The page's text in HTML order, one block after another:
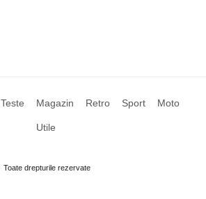
Teste Magazin Retro Sport Moto
Utile
Toate drepturile rezervate